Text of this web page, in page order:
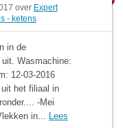
over Expert
- ketens
in de
Wasmachine:
12-03-2016
het filiaal in
-Mei
in... Lees